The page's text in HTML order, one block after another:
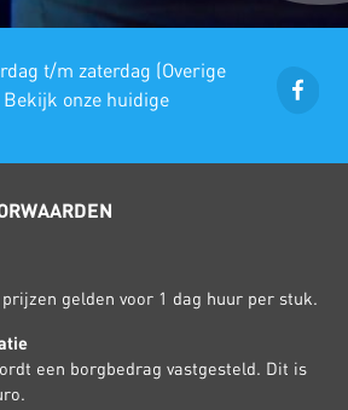
t/m zaterdag (Overige
onze huidige
gelden voor 1 dag huur per stuk.
een borgbedrag vastgesteld. Dit is